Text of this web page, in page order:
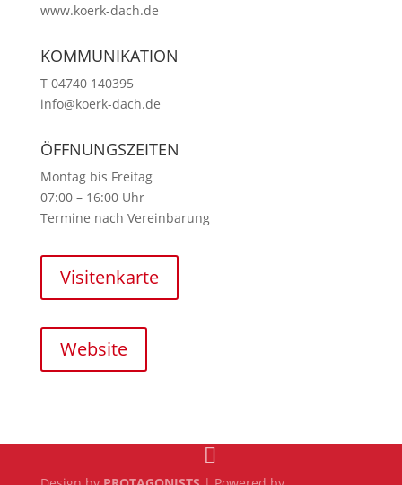
www.koerk-dach.de
KOMMUNIKATION
T 04740 140395
info@koerk-dach.de
ÖFFNUNGSZEITEN
Montag bis Freitag
07:00 – 16:00 Uhr
Termine nach Vereinbarung
Visitenkarte
Website